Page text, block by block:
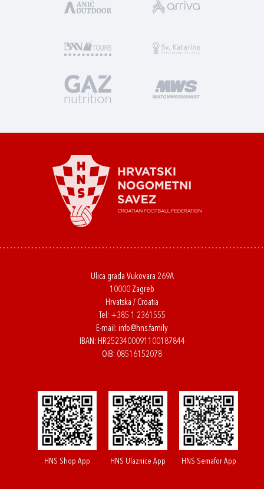
Ulica grada Vukovara 269A
10000 Zagreb
Hrvatska / Croatia
Tel: +385 1 2361555
E-mail: info@hns.family
IBAN: HR2523400091100187844
OIB: 08516152078
HNS Shop App HNS Ulaznice App HNS Semafor App